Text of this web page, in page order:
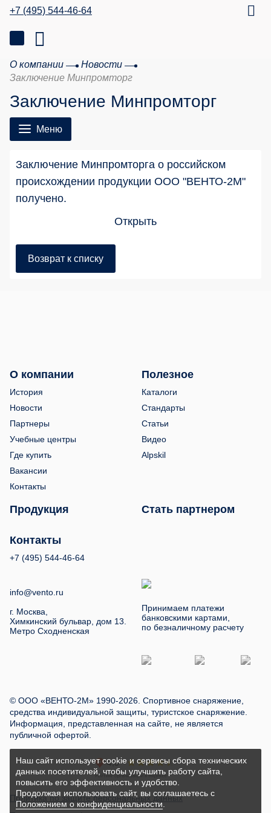
+7 (495) 544-46-64
О компании
Новости
Заключение Минпромторг
Заключение Минпромторг
Меню
Заключение Минпромторга о российском
происхождении продукции ООО "ВЕНТО-2М"
получено.
Открыть
Возврат к списку
О компании
История
Новости
Партнеры
Учебные центры
Где купить
Вакансии
Контакты
Полезное
Каталоги
Стандарты
Статьи
Видео
Alpskil
Продукция Стать партнером
Контакты
+7 (495) 544-46-64
info@vento.ru
г. Москва,
Химкинский бульвар, дом 13.
Метро Сходненская
Принимаем платежи
банковскими картами,
по безналичному расчету
© ООО «ВЕНТО-2М» 1990-2026. Спортивное снаряжение,
средства индивидуальной защиты, туристское снаряжение.
Информация, представленная на сайте, не является
публичной офертой.
Политика по защите персональных данных
Наш сайт использует cookie и сервисы сбора технических
данных посетителей, чтобы улучшить работу сайта,
повысить его эффективность и удобство.
Продолжая использовать сайт, вы соглашаетесь с
Положением о конфиденциальности.